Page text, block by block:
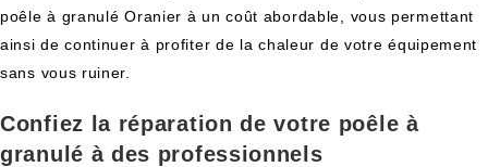
poêle à granulé Oranier à un coût abordable, vous permettant
ainsi de continuer à profiter de la chaleur de votre équipement
sans vous ruiner.
Confiez la réparation de votre poêle à
granulé à des professionnels